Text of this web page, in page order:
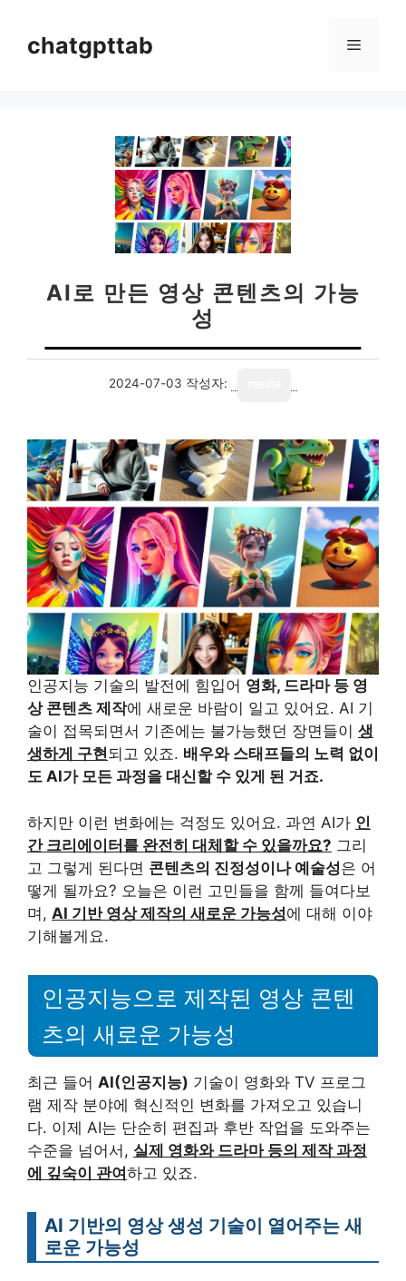
chatgpttab 메
AI로 만든 영상 콘텐츠의 가능
성
2024-07-03 작성자:
인공지능 기술의 발전에 힘입어 영화, 드라마 등 영
상 콘텐츠 제작에 새로운 바람이 일고 있어요. AI 기
술이 접목되면서 기존에는 불가능했던 장면들이 생
생하게 구현되고 있죠. 배우와 스태프들의 노력 없이
도 AI가 모든 과정을 대신할 수 있게 된 거죠.
하지만 이런 변화에는 걱정도 있어요. 과연 AI가 인
간 크리에이터를 완전히 대체할 수 있을까요? 그리
고 그렇게 된다면 콘텐츠의 진정성이나 예술성은 어
떻게 될까요? 오늘은 이런 고민들을 함께 들여다보
며, AI 기반 영상 제작의 새로운 가능성에 대해 이야
기해볼게요.
인공지능으로 제작된 영상 콘텐
츠의 새로운 가능성
최근 들어 AI(인공지능) 기술이 영화와 TV 프로그
램 제작 분야에 혁신적인 변화를 가져오고 있습니
다. 이제 AI는 단순히 편집과 후반 작업을 도와주는
수준을 넘어서, 실제 영화와 드라마 등의 제작 과정
에 깊숙이 관여하고 있죠.
AI 기반의 영상 생성 기술이 열어주는 새
로운 가능성